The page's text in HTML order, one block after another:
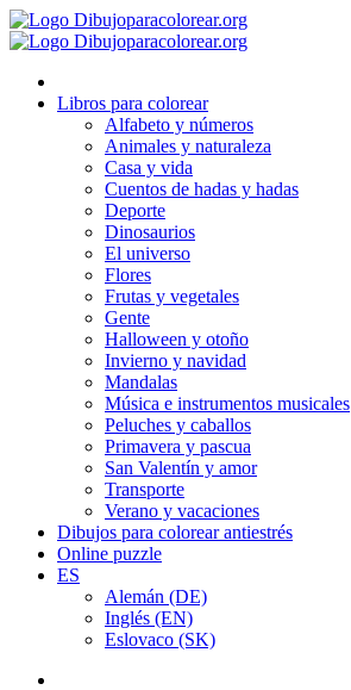
Ir
al
Libros para colorear
Alfabeto y números
Animales y naturaleza
Casa y vida
Cuentos de hadas y hadas
Deporte
Dinosaurios
El universo
Flores
Frutas y vegetales
Gente
Halloween y otoño
Invierno y navidad
Mandalas
Música e instrumentos musicales
Peluches y caballos
Primavera y pascua
San Valentín y amor
Transporte
Verano y vacaciones
Dibujos para colorear antiestrés
Online puzzle
ES
Alemán (DE)
Inglés (EN)
Eslovaco (SK)